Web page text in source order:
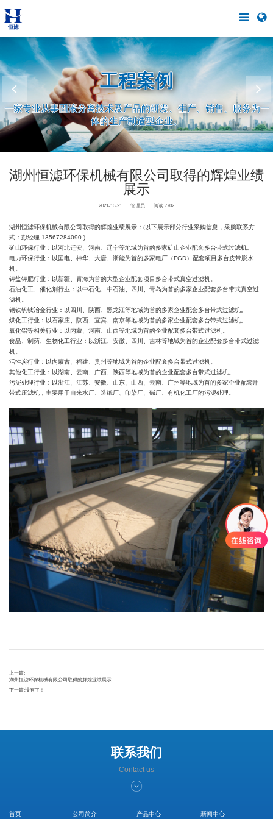
工程案例
一家专业从事固液分离技术及产品的研发、生产、销售、服务为一
体的生产制造型企业。
湖州恒滤环保机械有限公司取得的辉煌业绩
展示
2021-10-21 管理员 阅读 7702
湖州恒滤环保机械有限公司取得的辉煌业绩展示：(以下展示部分行业采购信息，采购联系方
式：彭经理 13567284090 )
矿山环保行业：以河北迁安、河南、辽宁等地域为首的多家矿山企业配套多台带式过滤机。
电力环保行业：以国电、神华、大唐、浙能为首的多家电厂（FGD）配套项目多台皮带脱水
机。
钾盐钾肥行业：以新疆、青海为首的大型企业配套项目多台带式真空过滤机。
石油化工、催化剂行业：以中石化、中石油、四川、青岛为首的多家企业配套多台带式真空过
滤机。
钢铁钒钛冶金行业：以四川、陕西、黑龙江等地域为首的多家企业配套多台带式过滤机。
煤化工行业：以石家庄、陕西、宜宾、南京等地域为首的多家企业配套多台带式过滤机。
氧化铝等相关行业：以内蒙、河南、山西等地域为首的企业配套多台带式过滤机。
食品、制药、生物化工行业：以浙江、安徽、四川、吉林等地域为首的企业配套多台带式过滤
机。
活性炭行业：以内蒙古、福建、贵州等地域为首的企业配套多台带式过滤机。
其他化工行业：以湖南、云南、广西、陕西等地域为首的企业配套多台带式过滤机。
污泥处理行业：以浙江、江苏、安徽、山东、山西、云南、广州等地域为首的多家企业配套用
带式压滤机，主要用于自来水厂、造纸厂、印染厂、碱厂、有机化工厂的污泥处理。
上一篇:
湖州恒滤环保机械有限公司取得的辉煌业绩展示
下一篇:没有了！
联系我们
Contact us
首页 公司简介 产品中心 新闻中心